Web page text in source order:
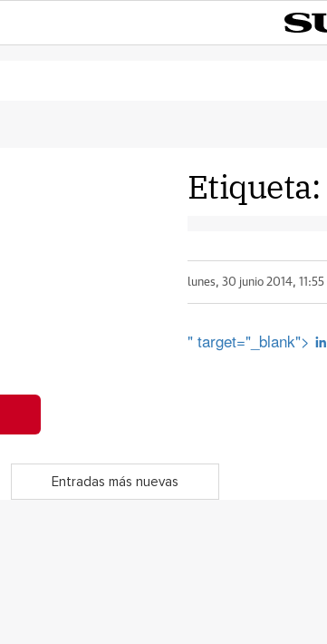
Etiqueta:
lunes, 30 junio 2014, 11:55
" target="_blank">
Entradas más nuevas